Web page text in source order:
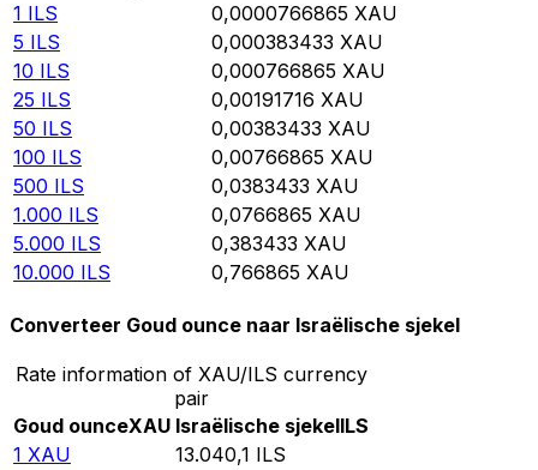
1 ILS 0,0000766865 XAU
5 ILS 0,000383433 XAU
10 ILS 0,000766865 XAU
25 ILS 0,00191716 XAU
50 ILS 0,00383433 XAU
100 ILS 0,00766865 XAU
500 ILS 0,0383433 XAU
1.000 ILS 0,0766865 XAU
5.000 ILS 0,383433 XAU
10.000 ILS 0,766865 XAU
Converteer Goud ounce naar Israëlische sjekel
Rate information of XAU/ILS currency
pair
Goud ounceXAU Israëlische sjekelILS
1 XAU 13.040,1 ILS